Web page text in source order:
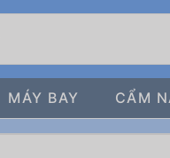
MÁY BAY CẨM